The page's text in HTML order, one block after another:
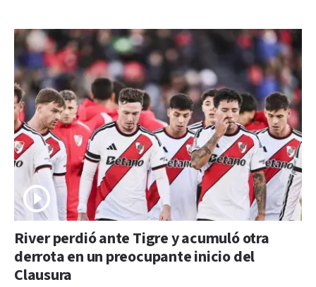
River perdió ante Tigre y acumuló otra
derrota en un preocupante inicio del
Clausura